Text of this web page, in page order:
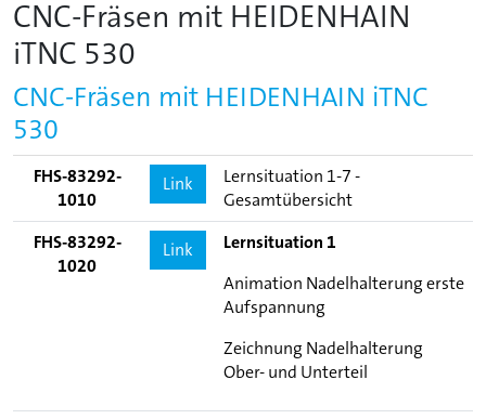
CNC-Fräsen mit HEIDENHAIN
iTNC 530
CNC-Fräsen mit HEIDENHAIN iTNC
530
FHS-83292-
1010
Link
Lernsituation 1-7 -
Gesamtübersicht
FHS-83292-
1020
Link
Lernsituation 1
Animation Nadelhalterung erste
Aufspannung
Zeichnung Nadelhalterung
Ober- und Unterteil